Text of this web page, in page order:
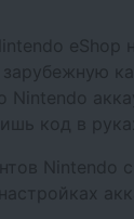
Nintendo
код в руках.